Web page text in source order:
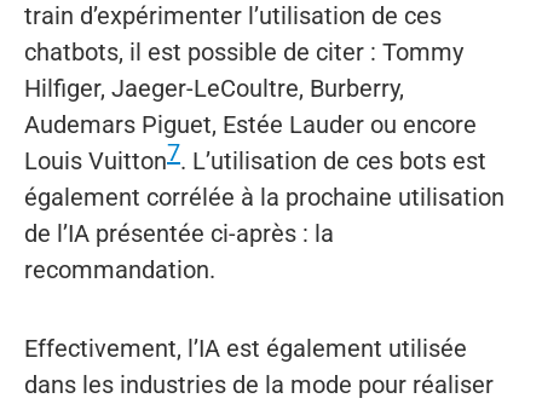
train d’expérimenter l’utilisation de ces
chatbots, il est possible de citer : Tommy
Hilfiger, Jaeger-LeCoultre, Burberry,
Audemars Piguet, Estée Lauder ou encore
Louis Vuitton7. L’utilisation de ces bots est
également corrélée à la prochaine utilisation
de l’IA présentée ci-après : la
recommandation.
Effectivement, l’IA est également utilisée
dans les industries de la mode pour réaliser